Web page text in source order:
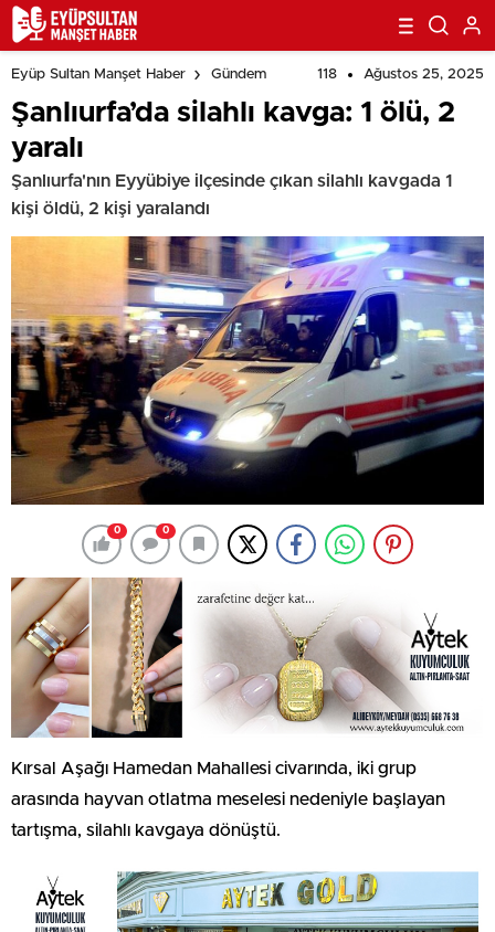
Eyüp Sultan Manşet Haber Gündem 118 Ağustos 25, 2025
Şanlıurfa’da silahlı kavga: 1 ölü, 2
yaralı
Şanlıurfa'nın Eyyübiye ilçesinde çıkan silahlı kavgada 1
kişi öldü, 2 kişi yaralandı
0 0
Kırsal Aşağı Hamedan Mahallesi civarında, iki grup
arasında hayvan otlatma meselesi nedeniyle başlayan
tartışma, silahlı kavgaya dönüştü.